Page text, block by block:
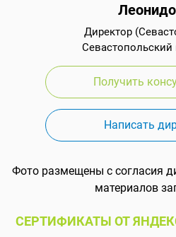
Директор
Севастопольский
Получить
Написать
Фото размещены с согласия
материалов
СЕРТИФИКАТЫ ОТ